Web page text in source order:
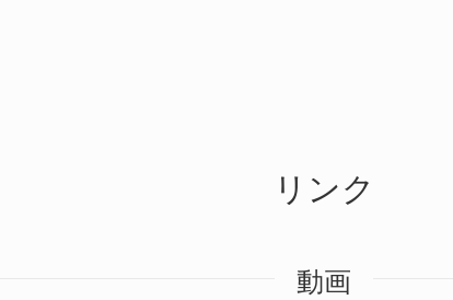
リンク
動画